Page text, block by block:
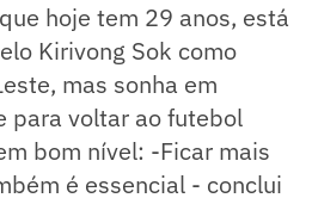
hoje tem 29 anos, está
Kirivong Sok como
mas sonha em
para voltar ao futebol
bom nível: -Ficar mais
é essencial - conclui